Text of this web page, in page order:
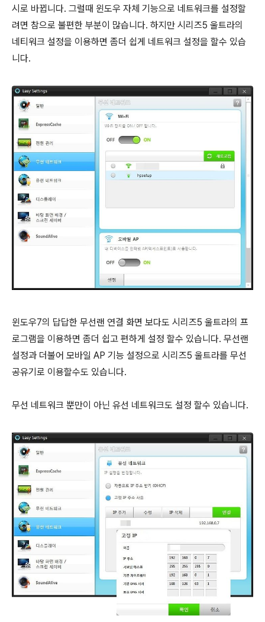
시로 바뀝니다. 그럴때 윈도우 자체 기능으로 네트워크를 설정할
려면 참으로 불편한 부분이 많습니다. 하지만 시리즈5 울트라의
네티워크 설정을 이용하면 좀더 쉽게 네트워크 설정을 할수 있습
니다.
윈도우7의 답답한 무선랜 연결 화면 보다도 시리즈5 울트라의 프
로그램을 이용하면 좀더 쉽고 편하게 설정 할수 있습니다. 무선랜
설정과 더불어 모바일 AP 기능 설정으로 시리즈5 울트라를 무선
공유기로 이용할수도 있습니다.
무선 네트워크 뿐만이 아닌 유선 네트워크도 설정 할수 있습니다.